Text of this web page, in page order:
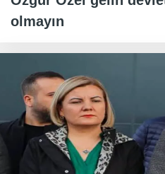
olmayın